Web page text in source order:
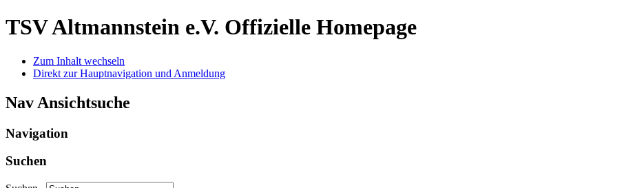
TSV Altmannstein e.V. Offizielle Homepage
Zum Inhalt wechseln
Direkt zur Hauptnavigation und Anmeldung
Nav Ansichtsuche
Navigation
Suchen